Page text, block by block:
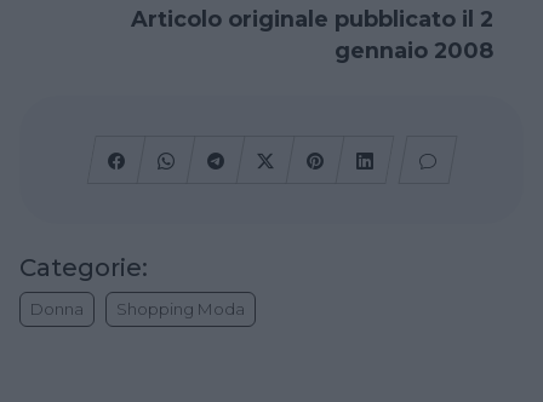
Articolo originale pubblicato il 2
gennaio 2008
Categorie:
Donna Shopping Moda